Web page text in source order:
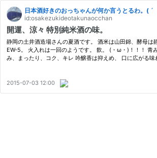
日本酒好きのおっちゃんが何か言うとるわ。(
id:osakezukideotakunaocchan
開運、涼々 特別純米酒の味。
静岡の土井酒造場さんの夏酒です。 酒米は山田錦、酵母は
EW-5。 火入れは一回のようです。 飲。 (・ω・)！！！ 青
み、まったり、コク、キレ 吟醸香は抑えめ、 口に広がる味
う…
2015-07-03 12:00